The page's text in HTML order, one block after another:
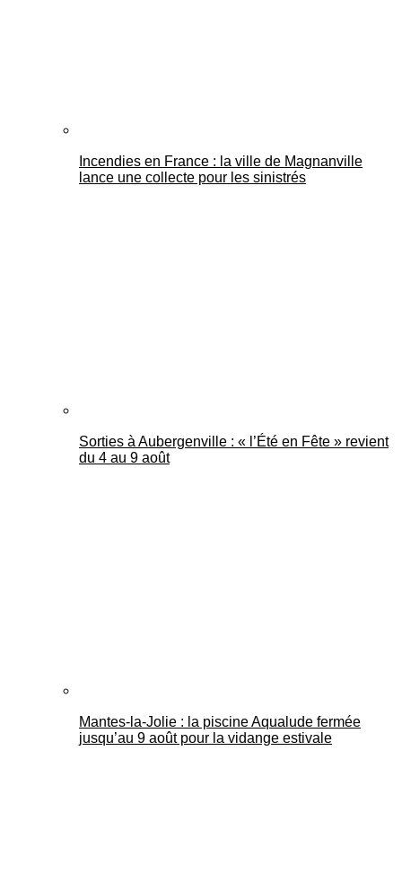
Incendies en France : la ville de Magnanville
lance une collecte pour les sinistrés
Sorties à Aubergenville : « l’Été en Fête » revient
du 4 au 9 août
Mantes-la-Jolie : la piscine Aqualude fermée
jusqu’au 9 août pour la vidange estivale